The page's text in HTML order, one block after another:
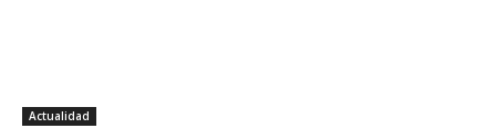
Actualidad